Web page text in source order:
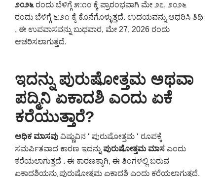
೨೦೨೬ ರಂದು ಬೆಳಿಗ್ಗೆ ೫:೧೦ ಕ್ಕೆ ಪ್ರಾರಂಭವಾಗಿ ಮೇ ೨೭, ೨೦೨೬
ರಂದು ಬೆಳಿಗ್ಗೆ ೬:೨೧ ಕ್ಕೆ ಕೊನೆಗೊಳ್ಳುತ್ತದೆ. ಉದಯವನ್ನು ಆಧರಿಸಿ ತಿಥಿ
, ಈ ಉಪವಾಸವನ್ನು ಬುಧವಾರ, ಮೇ 27, 2026 ರಂದು
ಆಚರಿಸಲಾಗುತ್ತದೆ.
ಇದನ್ನು ಪುರುಷೋತ್ತಮ ಅಥವಾ
ಪದ್ಮಿನಿ ಏಕಾದಶಿ ಎಂದು ಏಕೆ
ಕರೆಯುತ್ತಾರೆ?
ಅಧಿಕ ಮಾಸವು ವಿಷ್ಣುವಿನ ‘ ಪುರುಷೋತ್ತಮ ‘ ರೂಪಕ್ಕೆ
ಸಮರ್ಪಿತವಾದ ಕಾರಣ ಇದನ್ನು ಪುರುಷೋತ್ತಮ ಮಾಸ ಎಂದು
ಕರೆಯಲಾಗುತ್ತದೆ . ಈ ಕಾರಣಕ್ಕಾಗಿ, ಈ ತಿಂಗಳಲ್ಲಿ ಬರುವ
ಏಕಾದಶಿಯನ್ನು ಪುರುಷೋತ್ತಮ ಏಕಾದಶಿ ಎಂದು ಕರೆಯಲಾಗುತ್ತದೆ.